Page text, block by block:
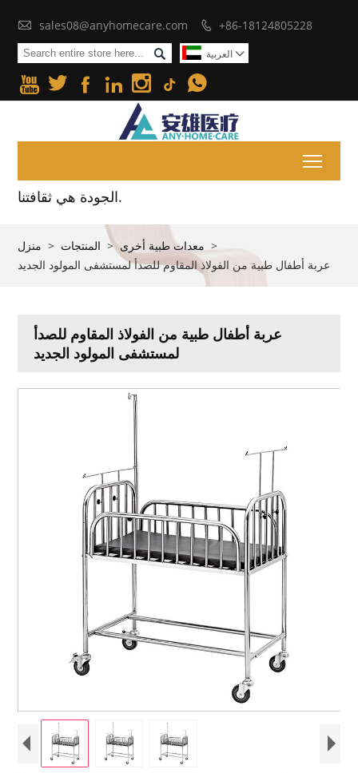
 sales08@anyhomecare.com  +86-18124805228
 العربية 
     
الجودة هي ثقافتنا.
منزل > المنتجات > معدات طبية أخرى >
عربة أطفال طبية من الفولاذ المقاوم للصدأ لمستشفى المولود الجديد
عربة أطفال طبية من الفولاذ المقاوم للصدأ
لمستشفى المولود الجديد